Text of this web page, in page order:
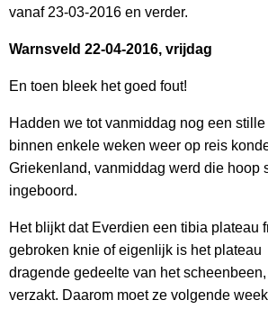
vanaf 23-03-2016 en verder.
Warnsveld 22-04-2016, vrijdag
En toen bleek het goed fout!
Hadden we tot vanmiddag nog een
binnen enkele weken weer op reis
Griekenland, vanmiddag werd die hoop
ingeboord.
Het blijkt dat Everdien een tibia plateau
gebroken knie of eigenlijk is het plateau
dragende gedeelte van het
verzakt. Daarom moet ze volgende